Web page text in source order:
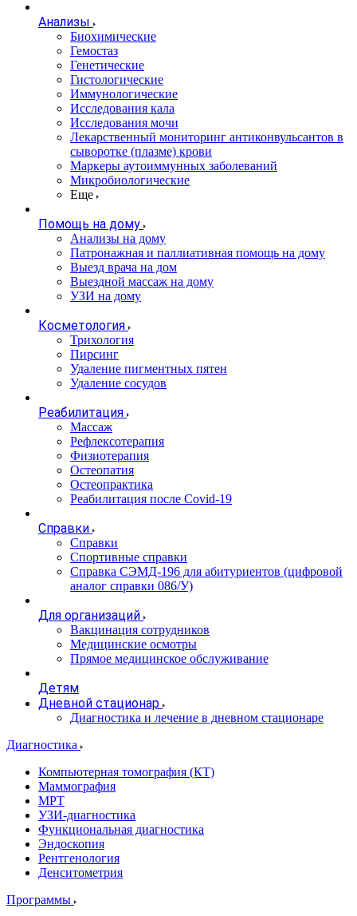
Анализы
Биохимические
Гемостаз
Генетические
Гистологические
Иммунологические
Исследования кала
Исследования мочи
Лекарственный мониторинг антиконвульсантов в
сыворотке (плазме) крови
Маркеры аутоиммунных заболеваний
Микробиологические
Еще
Помощь на дому
Анализы на дому
Патронажная и паллиативная помощь на дому
Выезд врача на дом
Выездной массаж на дому
УЗИ на дому
Косметология
Трихология
Пирсинг
Удаление пигментных пятен
Удаление сосудов
Реабилитация
Массаж
Рефлексотерапия
Физиотерапия
Остеопатия
Остеопрактика
Реабилитация после Covid-19
Справки
Справки
Спортивные справки
Справка СЭМД‑196 для абитуриентов (цифровой
аналог справки 086/У)
Для организаций
Вакцинация сотрудников
Медицинские осмотры
Прямое медицинское обслуживание
Детям
Дневной стационар
Диагностика и лечение в дневном стационаре
Диагностика
Компьютерная томография (КТ)
Маммография
МРТ
УЗИ-диагностика
Функциональная диагностика
Эндоскопия
Рентгенология
Денситометрия
Программы